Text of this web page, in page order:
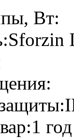
Вт:
Sforzin
1 год